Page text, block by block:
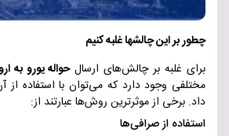
چطور بر این چالشها غلبه کنیم
برای غلبه بر چالش‌های ارسالحواله یورو به
مختلفی وجود دارد که می‌توان با استفاده
داد. برخی از موثرترین روش‌ها عبارتند از:
استفاده از صرافی‌ها